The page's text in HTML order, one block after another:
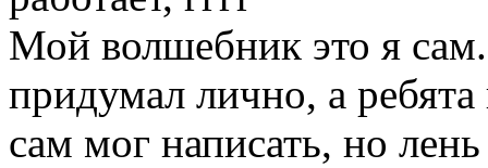
Мой волшебник это я
придумал лично, а
сам мог написать, но